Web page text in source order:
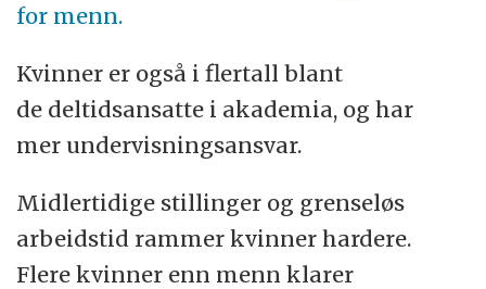
for menn.
Kvinner er også i flertall blant
de deltidsansatte i akademia, og har
mer undervisningsansvar.
Midlertidige stillinger og grenseløs
arbeidstid rammer kvinner hardere.
Flere kvinner enn menn klarer